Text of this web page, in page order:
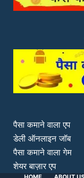
पैसा कमाने वाला एप
डेली ऑनलाइन जॉब
पैसा कमाने वाला गेम
शेयर बाज़ार एप